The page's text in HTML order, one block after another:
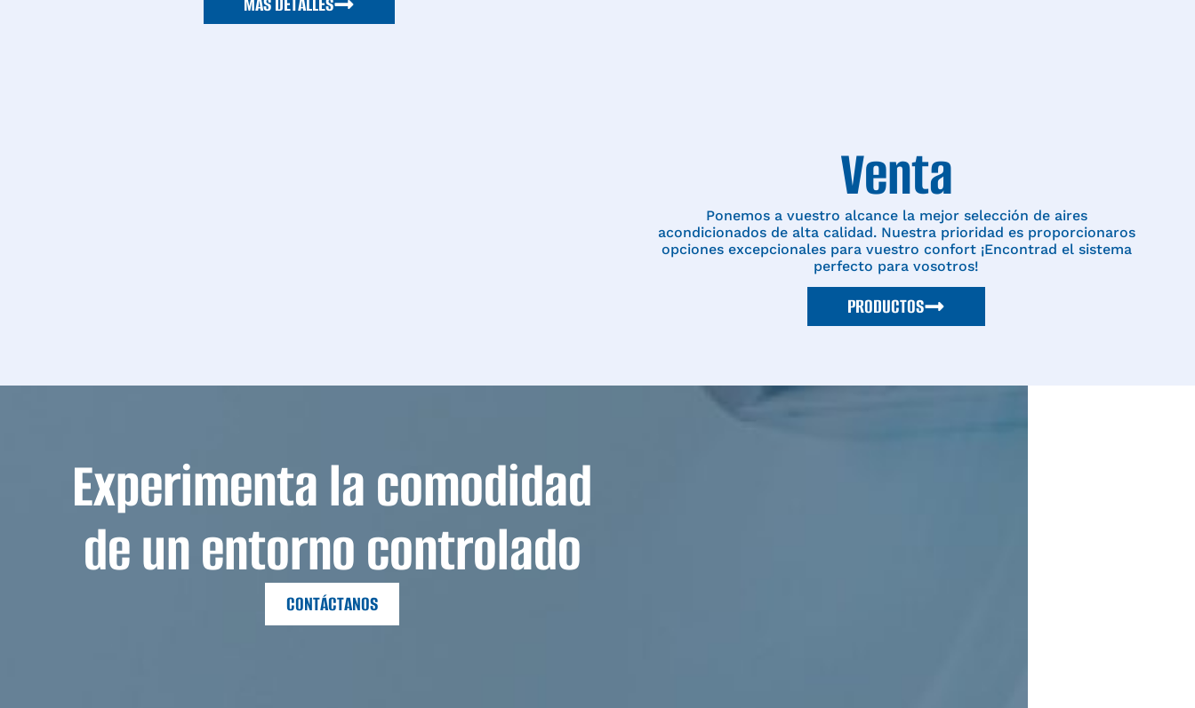
Venta
Ponemos a vuestro alcance la mejor selección de aires
acondicionados de alta calidad. Nuestra prioridad es proporcionaros
opciones excepcionales para vuestro confort ¡Encontrad el sistema
perfecto para vosotros!
PRODUCTOS
Experimenta la comodidad
de un entorno controlado
CONTÁCTANOS